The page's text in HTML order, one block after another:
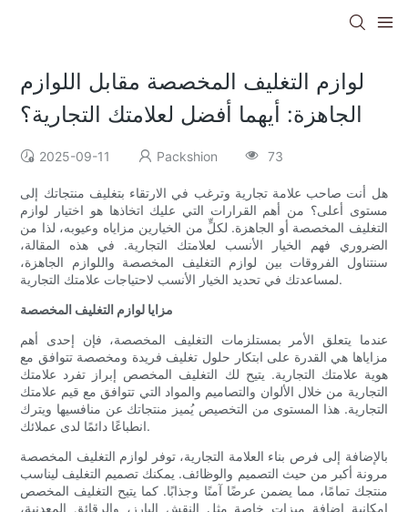
لوازم التغليف المخصصة مقابل اللوازم
الجاهزة: أيهما أفضل لعلامتك التجارية؟
2025-09-11 Packshion 73
هل أنت صاحب علامة تجارية وترغب في الارتقاء بتغليف منتجاتك إلى
مستوى أعلى؟ من أهم القرارات التي عليك اتخاذها هو اختيار لوازم
التغليف المخصصة أو الجاهزة. لكلٍّ من الخيارين مزاياه وعيوبه، لذا من
الضروري فهم الخيار الأنسب لعلامتك التجارية. في هذه المقالة،
سنتناول الفروقات بين لوازم التغليف المخصصة واللوازم الجاهزة،
لمساعدتك في تحديد الخيار الأنسب لاحتياجات علامتك التجارية.
مزايا لوازم التغليف المخصصة
عندما يتعلق الأمر بمستلزمات التغليف المخصصة، فإن إحدى أهم
مزاياها هي القدرة على ابتكار حلول تغليف فريدة ومخصصة تتوافق مع
هوية علامتك التجارية. يتيح لك التغليف المخصص إبراز تفرد علامتك
التجارية من خلال الألوان والتصاميم والمواد التي تتوافق مع قيم علامتك
التجارية. هذا المستوى من التخصيص يُميز منتجاتك عن منافسيها ويترك
انطباعًا دائمًا لدى عملائك.
بالإضافة إلى فرص بناء العلامة التجارية، توفر لوازم التغليف المخصصة
مرونة أكبر من حيث التصميم والوظائف. يمكنك تصميم التغليف ليناسب
منتجك تمامًا، مما يضمن عرضًا آمنًا وجذابًا. كما يتيح التغليف المخصص
إمكانية إضافة ميزات خاصة مثل النقش البارز، والرقائق المعدنية،